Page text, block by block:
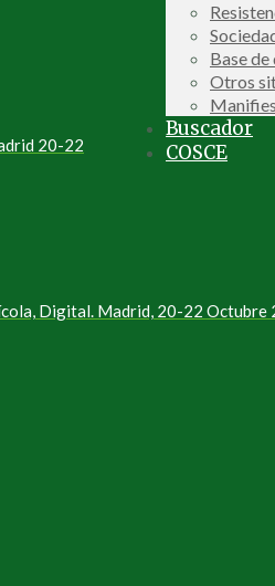
Base de
Otros
Buscador
COSCE
20-22
Digital. Madrid, 20-22 Octubre